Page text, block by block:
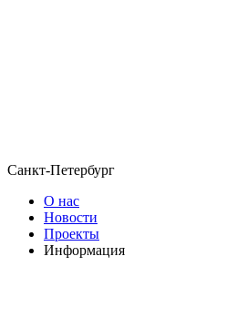
Санкт-Петербург
О нас
Новости
Проекты
Информация